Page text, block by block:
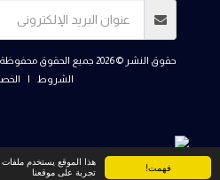
فهمت!
هذا الموقع يستخدم
تجربة على موقعنا
حقوق النشر © 2026 جميع الحقوق محفوظة -
الشروط
|